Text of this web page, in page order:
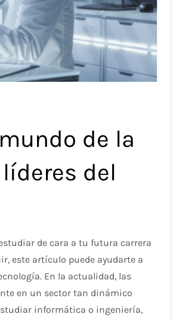
de la
del
de cara a tu futura carrera
este artículo puede ayudarte a
En la actualidad, las
en un sector tan dinámico
informática o ingeniería,